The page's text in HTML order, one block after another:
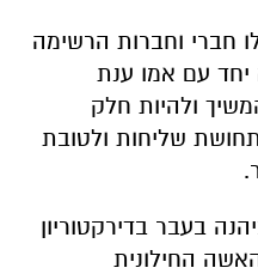
חברי וחברות הרשימה
עם אמו ענת
ולהיות חלק
שליחות ולטובת
בעבר בדירקטוריון
החילונית